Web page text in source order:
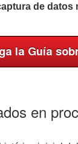
de
en